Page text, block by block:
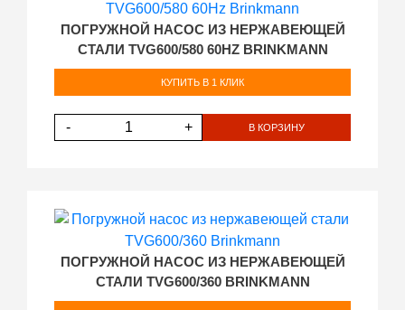
ПОГРУЖНОЙ НАСОС ИЗ НЕРЖАВЕЮЩЕЙ
СТАЛИ TVG600/580 60HZ BRINKMANN
КУПИТЬ В 1 КЛИК
- + В КОРЗИНУ
ПОГРУЖНОЙ НАСОС ИЗ НЕРЖАВЕЮЩЕЙ
СТАЛИ TVG600/360 BRINKMANN